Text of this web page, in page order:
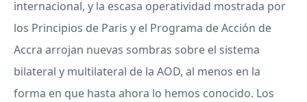
internacional, y la escasa operatividad mostrada por
los Principios de Paris y el Programa de Acción de
Accra arrojan nuevas sombras sobre el sistema
bilateral y multilateral de la AOD, al menos en la
forma en que hasta ahora lo hemos conocido. Los